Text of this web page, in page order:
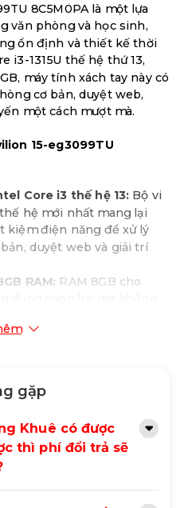
8C5M0PA là một lựa
văn phòng và học sinh,
ổn định và thiết kế thời
i3-1315U thế hệ thứ 13,
máy tính xách tay này có
cơ bản, duyệt web,
một cách mượt mà.
15-eg3099TU
Core i3 thế hệ 13: Bộ vi
hệ mới nhất mang lại
kiệm điện năng để xử lý
duyệt web và giải trí
RAM: RAM 8GB cho
đồng thời mang lại
cho các tài liệu, hình ảnh
sắc nét:Màn hình 15.6
(1920 x 1080) mang đến
trung thực, giúp bạn làm
Với tông màu bạc sang
gặp
Khuê có được
thì phí đổi trả sẽ